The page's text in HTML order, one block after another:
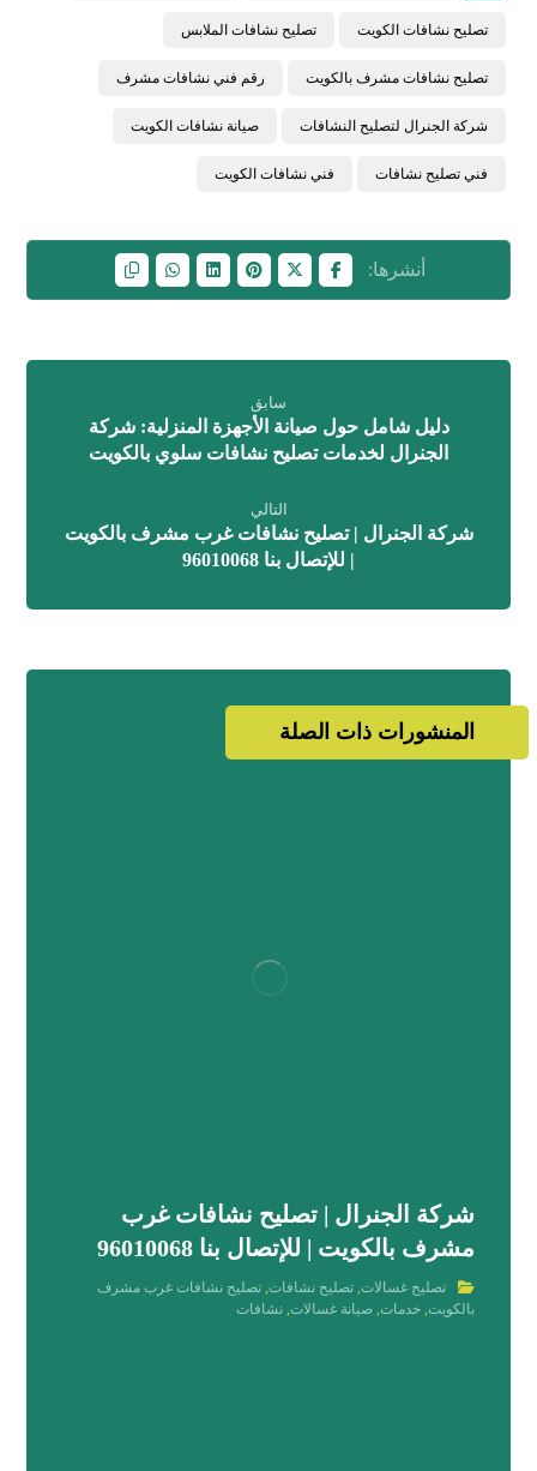
تصليح نشافات الكويت تصليح نشافات الملابس
تصليح نشافات مشرف بالكويت رقم فني نشافات مشرف
شركة الجنرال لتصليح النشافات صيانة نشافات الكويت
فني تصليح نشافات فني نشافات الكويت
سابق
دليل شامل حول صيانة الأجهزة المنزلية: شركة
الجنرال لخدمات تصليح نشافات سلوي بالكويت
التالي
شركة الجنرال | تصليح نشافات غرب مشرف بالكويت
| للإتصال بنا 96010068
المنشورات ذات الصلة
شركة الجنرال | تصليح نشافات غرب
مشرف بالكويت | للإتصال بنا 96010068
تصليح غسالات,تصليح نشافات,تصليح نشافات غرب مشرف
بالكويت,خدمات,صيانة غسالات,نشافات